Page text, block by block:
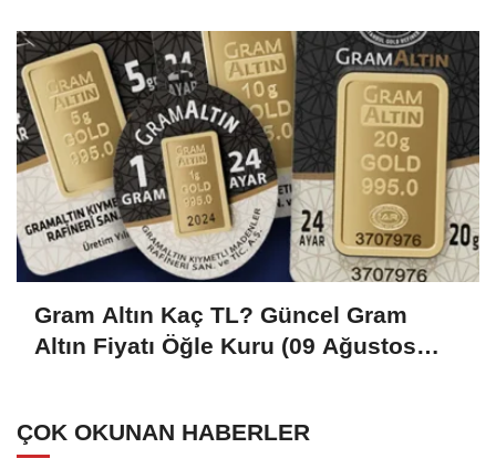
Gram Altın Kaç TL? Güncel Gram
Altın Fiyatı Öğle Kuru (09 Ağustos
ÇOK OKUNAN HABERLER